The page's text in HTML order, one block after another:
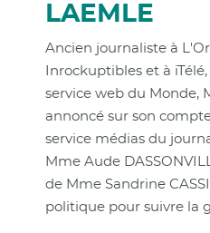
LAEMLE
Ancien journaliste à
Inrockuptibles et à
service web du Monde,
annoncé sur son
service médias du
Mme Aude
de Mme Sandrine
politique pour suivre la